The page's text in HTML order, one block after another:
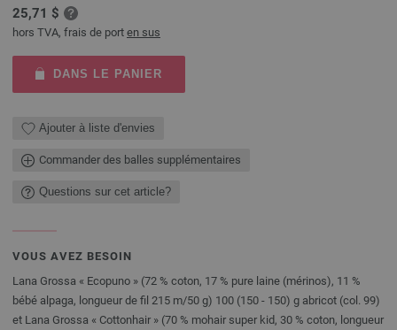
25,71 $
hors TVA, frais de port en sus
DANS LE PANIER
Ajouter à liste d'envies
Commander des balles supplémentaires
Questions sur cet article?
VOUS AVEZ BESOIN
Lana Grossa « Ecopuno » (72 % coton, 17 % pure laine (mérinos), 11 %
bébé alpaga, longueur de fil 215 m/50 g) 100 (150 - 150) g abricot (col. 99)
et Lana Grossa « Cottonhair » (70 % mohair super kid, 30 % coton, longueur